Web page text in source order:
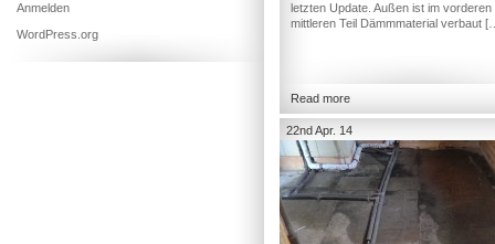
letzten Update. Außen ist im vorderen
mittleren Teil Dämmmaterial verbaut
Read more
22nd Apr. 14
Anmelden
WordPress.org